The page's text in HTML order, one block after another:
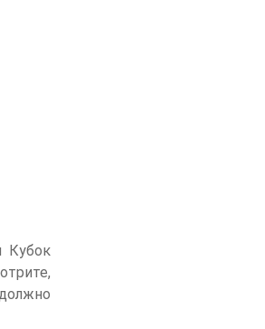
Кубок